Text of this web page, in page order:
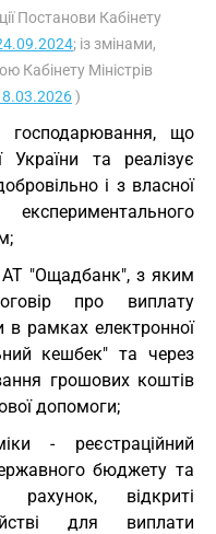
Постанови Кабінету
; із змінами,
Кабінету Міністрів
)
господарювання, що
України та реалізує
і з власної
АТ "Ощадбанк", з яким
про виплату
в рамках електронної
кешбек" та через
грошових коштів
допомоги;
- реєстраційний
бюджету та
рахунок, відкриті
для виплати